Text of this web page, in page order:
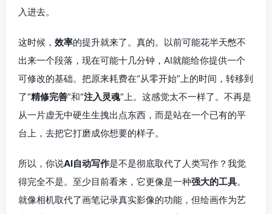
入进去。
这时候， 效率的提升就来了。真的。以前可能花半天憋不
出来一个段落，现在可能十几分钟，AI就能给你提供一个
可修改的基础。把原来耗费在“从零开始”上的时间，转移到
了“精修完善”和“注入灵魂”上。这感觉太不一样了。不再是
从一片虚无中硬生生拽出点东西，而是站在一个已有的平
台上，去把它打磨成你想要的样子。
所以，你说AI自动写作是不是彻底取代了人类写作？我觉
得完全不是。至少目前看来，它更像是一种强大的工具。
就像相机取代了画笔记录真实影像的功能，但绘画作为艺